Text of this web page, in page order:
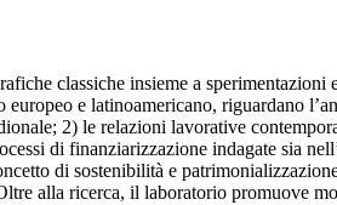
classiche insieme a
e latinoamericano, riguardano
2) le relazioni lavorative
di finanziarizzazione indagate sia
di sostenibilità e
alla ricerca, il laboratorio promuove